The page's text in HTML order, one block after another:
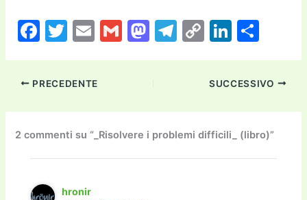
F
c
e
b
o
o
k
T
itt
er
E
ai
l
G
M
d
o
n
T
a
m
C
p
y
Li
n
k
Li
k
e
dI
n
n
di
vi
di
PRECEDENTE SUCCESSIVO
2 commenti su “_Risolvere i problemi difficili_ (libro)”
hronir